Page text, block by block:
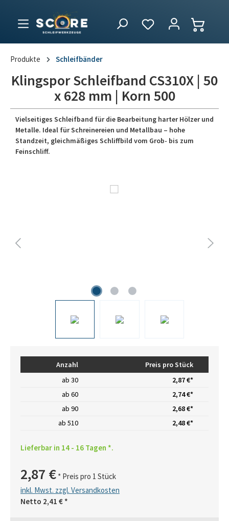
Produkte Schleifbänder
Klingspor Schleifband CS310X | 50
x 628 mm | Korn 500
Vielseitiges Schleifband für die Bearbeitung harter Hölzer und
Metalle. Ideal für Schreinereien und Metallbau – hohe
Standzeit, gleichmäßiges Schliffbild vom Grob- bis zum
Feinschliff.
Anzahl
Preis pro Stück
ab 30
2,87 €*
ab 60
2,74 €*
ab 90
2,68 €*
ab 510 2,48 €*
Lieferbar in 14 - 16 Tagen *.
2,87 € * Preis pro 1 Stück
inkl. Mwst. zzgl. Versandkosten
Netto 2,41 € *